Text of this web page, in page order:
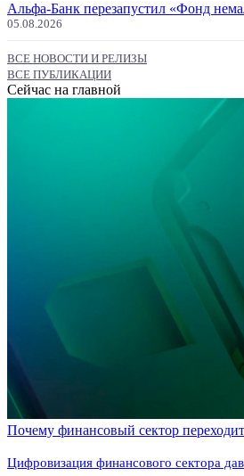
Альфа-Банк перезапустил «Фонд
05.08.2026
ВСЕ НОВОСТИ И РЕЛИЗЫ
ВСЕ ПУБЛИКАЦИИ
Сейчас на главной
Почему финансовый сектор
Цифровизация финансового сектора